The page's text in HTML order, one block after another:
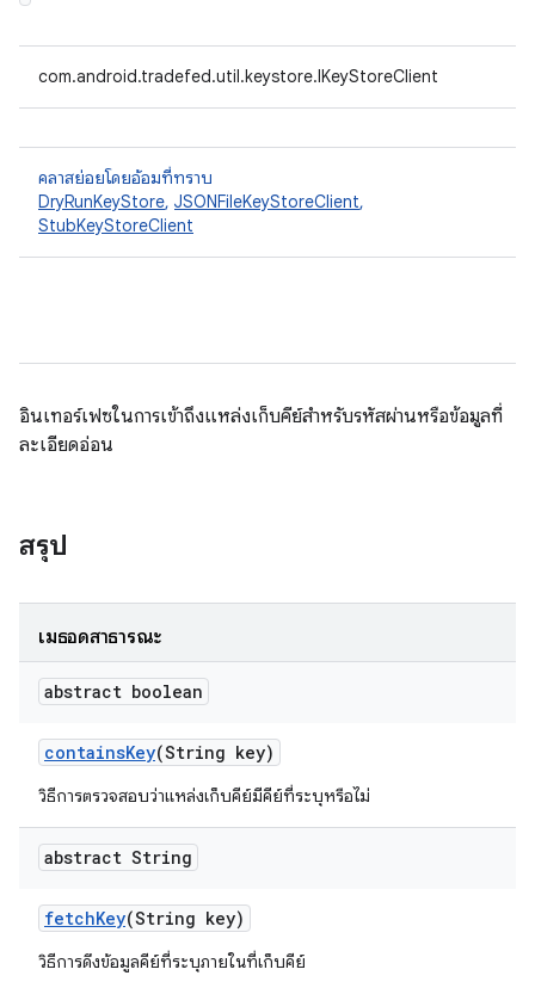
com.android.tradefed.util.keystore.IKeyStoreClient
คลาสย่อยโดยอ้อมที่ทราบ
DryRunKeyStore, JSONFileKeyStoreClient,
StubKeyStoreClient
อินเทอร์เฟซในการเข้าถึงแหล่งเก็บคีย์สําหรับรหัสผ่านหรือข้อมูลที่
ละเอียดอ่อน
สรุป
เมธอดสาธารณะ
abstract boolean
containsKey(String key)
วิธีการตรวจสอบว่าแหล่งเก็บคีย์มีคีย์ที่ระบุหรือไม่
abstract String
fetchKey(String key)
วิธีการดึงข้อมูลคีย์ที่ระบุภายในที่เก็บคีย์